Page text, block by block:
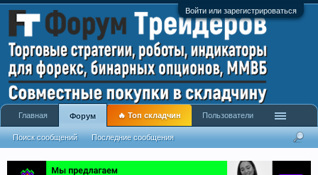
Войти или зарегистрироваться
Главная Форум
Поиск сообщений Последние сообщения
🔥 Топ складчин Пользователи